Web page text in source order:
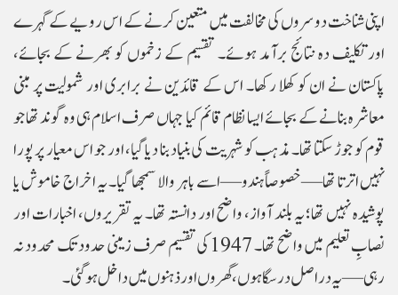
اپنی شناخت دوسروں کی مخالفت میں متعین کرنے کے اس رویے کے گہرے
اور تکلیف دہ نتائج برآمد ہوئے۔ تقسیم کے زخموں کو بھرنے کے بجائے،
پاکستان نے ان کو کھلا رکھا۔ اس کے قائدین نے برابری اور شمولیت پر مبنی
معاشرہ بنانے کے بجائے ایسا نظام قائم کیا جہاں صرف اسلام ہی وہ گوند تھا جو
قوم کو جوڑ سکتا تھا۔ مذہب کو شہریت کی بنیاد بنا دیا گیا، اور جو اس معیار پر پورا
نہیں اترتا تھا—خصوصاً ہندو—اسے باہر والا سمجھا گیا۔ یہ اخراج خاموش یا
پوشیدہ نہیں تھا؛ یہ بلند آواز، واضح اور دانستہ تھا۔ یہ تقریروں، اخبارات اور
نصابِ تعلیم میں واضح تھا۔ 1947 کی تقسیم صرف زمینی حدود تک محدود نہ
رہی—یہ دراصل درسگاہوں، گھروں اور ذہنوں میں داخل ہو گئی۔